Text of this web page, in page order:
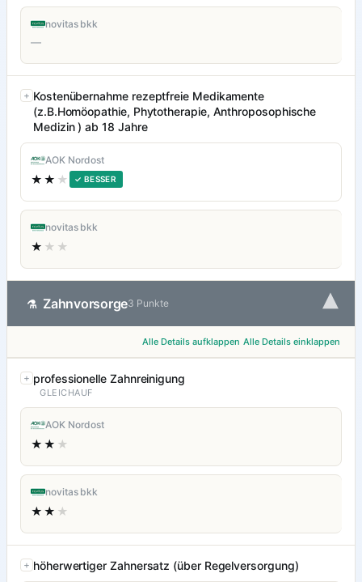
novitas bkk
—
Kostenübernahme rezeptfreie Medikamente
(z.B.Homöopathie, Phytotherapie, Anthroposophische
Medizin ) ab 18 Jahre
AOK Nordost
★★ ★ ✓ BESSER
novitas bkk
★ ★★
⚗ Zahnvorsorge3 Punkte ▾
Alle Details aufklappen Alle Details einklappen
professionelle Zahnreinigung
GLEICHAUF
AOK Nordost
★★ ★
novitas bkk
★★ ★
höherwertiger Zahnersatz (über Regelversorgung)